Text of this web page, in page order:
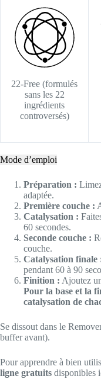
22-Free (formulés
sans les 22
ingrédients
controversés)
Mode d’emploi
Préparation :
adaptée.
Première couche :
Catalysation :
60 secondes.
Seconde couche :
couche.
Catalysation finale
pendant 60 à 90
Finition : Ajoutez
Pour la base et la
catalysation de
Se dissout dans le
buffer avant).
Pour apprendre à bien
ligne gratuits disponibles